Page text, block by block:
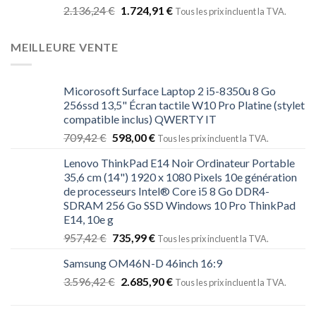
2.136,24€ 1.724,91 € Tous les prix incluent la TVA.
MEILLEURE VENTE
Micorosoft Surface Laptop 2 i5-8350u 8 Go
256ssd 13,5" Écran tactile W10 Pro Platine (stylet
compatible inclus) QWERTY IT
709,42€ 598,00€ Tous les prix incluent la TVA.
Lenovo ThinkPad E14 Noir Ordinateur Portable
35,6 cm (14") 1920 x 1080 Pixels 10e génération
de processeurs Intel® Core i5 8 Go DDR4-
SDRAM 256 Go SSD Windows 10 Pro ThinkPad
E14, 10e g
957,42€ 735,99€ Tous les prix incluent la TVA.
Samsung OM46N-D 46inch 16:9
3.596,42€ 2.685,90€ Tous les prix incluent la TVA.